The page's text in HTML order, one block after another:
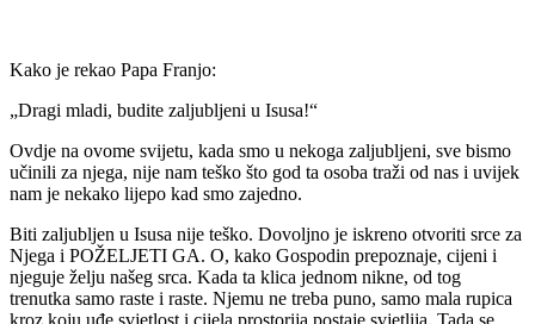
Kako je rekao Papa Franjo:
„Dragi mladi, budite zaljubljeni u Isusa!“
Ovdje na ovome svijetu, kada smo u nekoga zaljubljeni, sve bismo
učinili za njega, nije nam teško što god ta osoba traži od nas i uvijek
nam je nekako lijepo kad smo zajedno.
Biti zaljubljen u Isusa nije teško. Dovoljno je iskreno otvoriti srce za
Njega i POŽELJETI GA. O, kako Gospodin prepoznaje, cijeni i
njeguje želju našeg srca. Kada ta klica jednom nikne, od tog
trenutka samo raste i raste. Njemu ne treba puno, samo mala rupica
kroz koju uđe svjetlost i cijela prostorija postaje svjetlija. Tada se